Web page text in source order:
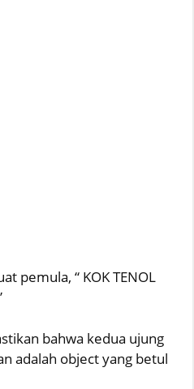
pemula, “ KOK TENOL
bahwa kedua ujung
adalah object yang betul